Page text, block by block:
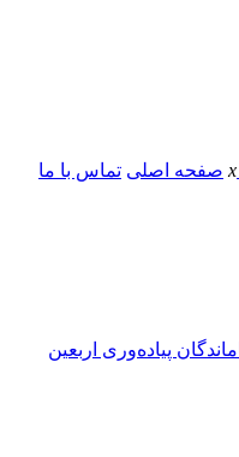
x صفحه اصلی تماس با ما
پیاده‌وری اربعین